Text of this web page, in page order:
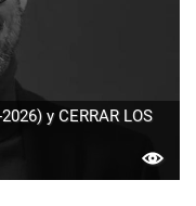
y CERRAR LOS